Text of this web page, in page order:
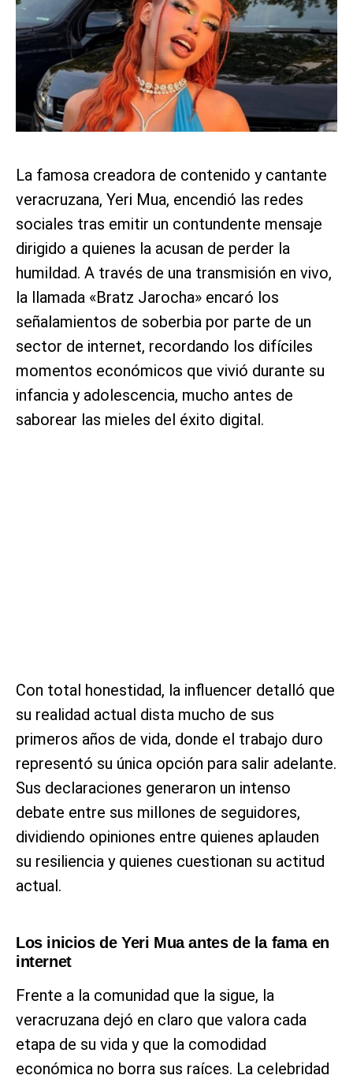
La famosa creadora de contenido y cantante
veracruzana, Yeri Mua, encendió las redes
sociales tras emitir un contundente mensaje
dirigido a quienes la acusan de perder la
humildad. A través de una transmisión en vivo,
la llamada «Bratz Jarocha» encaró los
señalamientos de soberbia por parte de un
sector de internet, recordando los difíciles
momentos económicos que vivió durante su
infancia y adolescencia, mucho antes de
saborear las mieles del éxito digital.
Con total honestidad, la influencer detalló que
su realidad actual dista mucho de sus
primeros años de vida, donde el trabajo duro
representó su única opción para salir adelante.
Sus declaraciones generaron un intenso
debate entre sus millones de seguidores,
dividiendo opiniones entre quienes aplauden
su resiliencia y quienes cuestionan su actitud
actual.
Los inicios de Yeri Mua antes de la fama en
internet
Frente a la comunidad que la sigue, la
veracruzana dejó en claro que valora cada
etapa de su vida y que la comodidad
económica no borra sus raíces. La celebridad